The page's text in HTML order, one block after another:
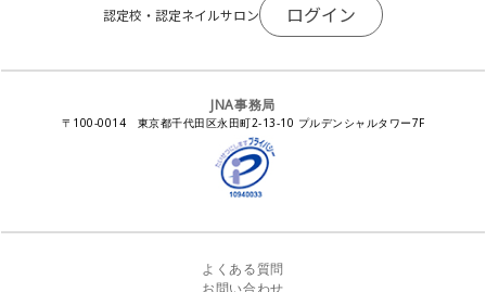
JNAオフィシャル教材
全日本ネイリスト選手権・地区大会
11月ネイル月間
JNAネイルサロン等化学物質管理講習会
ネイルサロン向けセミナー
コンプライアンス／法令遵守
瞬間接着剤の使用について
EUにおけるTPO成分を含む化粧品の市場提供禁止について
景品表示法に基づく措置命令について
サポートネイルサロン制度
教材・書籍・刊行物
認定校・認定ネイルサロン ログイン
JNA事務局
〒100-0014 東京都千代田区永田町2-13-10 プルデンシャルタワー7F
よくある質問